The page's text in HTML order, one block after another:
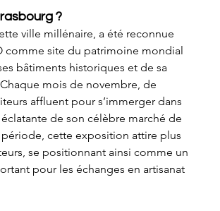
?
ville millénaire, a été reconnue
comme site du patrimoine mondial
bâtiments historiques et de sa
mois de novembre, de
affluent pour s’immerger dans
éclatante de son célèbre marché de
cette exposition attire plus
se positionnant ainsi comme un
pour les échanges en artisanat